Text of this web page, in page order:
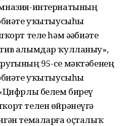
интернатының
уҡытыусыһы
теле һәм әҙәбиәте
алымдар ҡулланыу»,
95-се мәктәбенең
уҡытыусыһы
белем биреү
телен өйрәнеүгә
темаларға оҫталыҡ